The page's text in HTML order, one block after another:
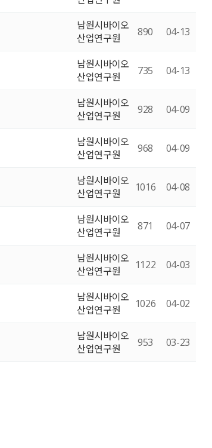
남원시바이오
산업연구원
890 04-13
남원시바이오
산업연구원
735 04-13
남원시바이오
산업연구원
928 04-09
남원시바이오
산업연구원
968 04-09
남원시바이오
산업연구원
1016 04-08
남원시바이오
산업연구원
871 04-07
남원시바이오
산업연구원
1122 04-03
남원시바이오
산업연구원
1026 04-02
남원시바이오
산업연구원
953 03-23